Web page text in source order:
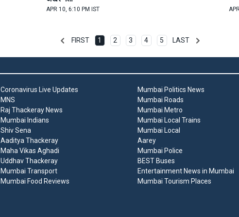
APR 10, 6:10 PM IST
FIRST 1 2 3 4 5 LAST
Coronavirus Live Updates
MNS
Raj Thackeray News
Mumbai Indians
Shiv Sena
Aaditya Thackeray
Maha Vikas Aghadi
Uddhav Thackeray
Mumbai Transport
Mumbai Food Reviews
Mumbai Politics News
Mumbai Roads
Mumbai Metro
Mumbai Local Trains
Mumbai Local
Aarey
Mumbai Police
BEST Buses
Entertainment News in Mumbai
Mumbai Tourism Places